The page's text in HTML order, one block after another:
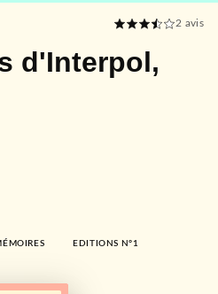
2 avis
d'Interpol,
EDITIONS N°1